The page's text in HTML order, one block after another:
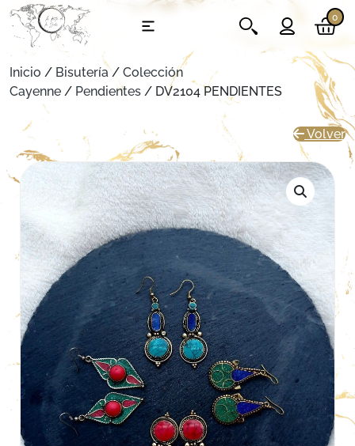
0
Inicio / Bisutería/ Colección
Cayenne / Pendientes / DV2104 PENDIENTES
Volver